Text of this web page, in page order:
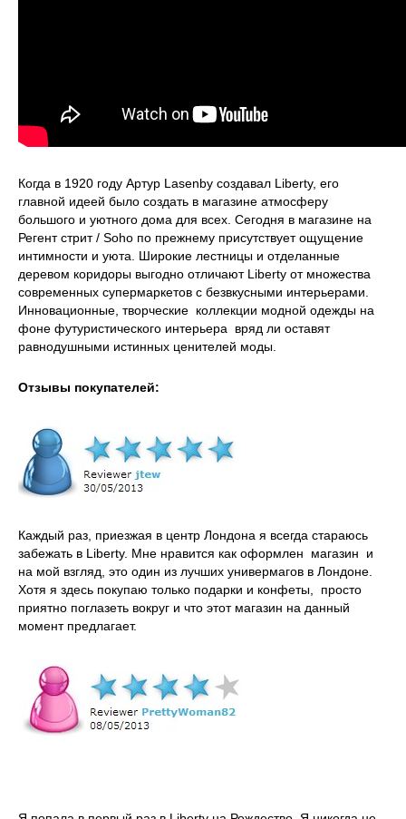
Когда в 1920 году Артур Lasenby создавал Liberty, его
главной идеей было создать в магазине атмосферу
большого и уютного дома для всех. Сегодня в магазине на
Регент стрит / Soho по прежнему присутствует ощущение
интимности и уюта. Широкие лестницы и отделанные
деревом коридоры выгодно отличают Liberty от множества
современных супермаркетов с безвкусными интерьерами.
Инновационные, творческие коллекции модной одежды на
фоне футуристического интерьера вряд ли оставят
равнодушными истинных ценителей моды.
Отзывы покупателей:
Каждый раз, приезжая в центр Лондона я всегда стараюсь
забежать в Liberty. Мне нравится как оформлен магазин и
на мой взгляд, это один из лучших универмагов в Лондоне.
Хотя я здесь покупаю только подарки и конфеты, просто
приятно поглазеть вокруг и что этот магазин на данный
момент предлагает.